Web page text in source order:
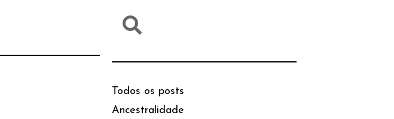
Todos os posts
Ancestralidade